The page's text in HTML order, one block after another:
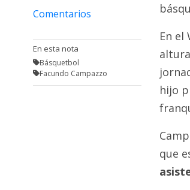
Comentarios
En esta nota
Básquetbol
Facundo Campazzo
En el
hijo
que